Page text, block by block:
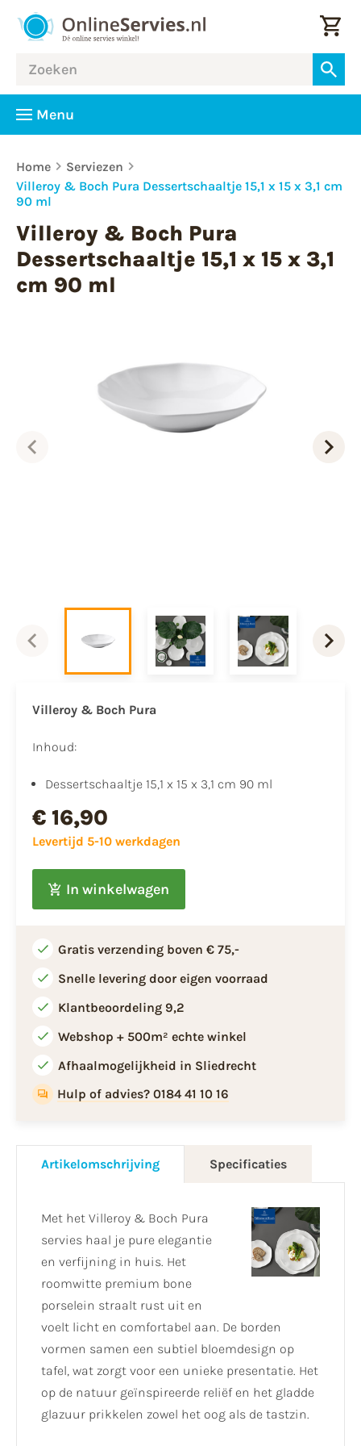
Menu
Home
Serviezen
Villeroy & Boch Pura Dessertschaaltje 15,1 x 15 x 3,1 cm
90 ml
Villeroy & Boch Pura
Dessertschaaltje 15,1 x 15 x 3,1
cm 90 ml
Villeroy & Boch Pura
Inhoud:
​Dessertschaaltje 15,1 x 15 x 3,1 cm 90 ml
€ 16,90
Levertijd 5-10 werkdagen
In winkelwagen
Gratis verzending boven € 75,-
Snelle levering door eigen voorraad
Klantbeoordeling 9,2
Webshop + 500m² echte winkel
Afhaalmogelijkheid in Sliedrecht
Hulp of advies? 0184 41 10 16
Artikelomschrijving Specificaties
Met het Villeroy & Boch Pura
servies haal je pure elegantie
en verfijning in huis. Het
roomwitte premium bone
porselein straalt rust uit en
voelt licht en comfortabel aan. De borden
vormen samen een subtiel bloemdesign op
tafel, wat zorgt voor een unieke presentatie. Het
op de natuur geïnspireerde reliëf en het gladde
glazuur prikkelen zowel het oog als de tastzin.